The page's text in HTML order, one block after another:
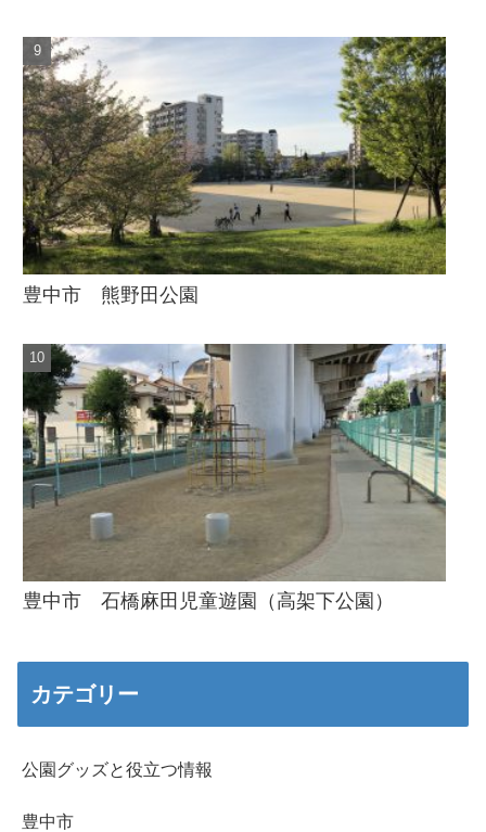
豊中市 熊野田公園
豊中市 石橋麻田児童遊園（高架下公園）
カテゴリー
公園グッズと役立つ情報
豊中市